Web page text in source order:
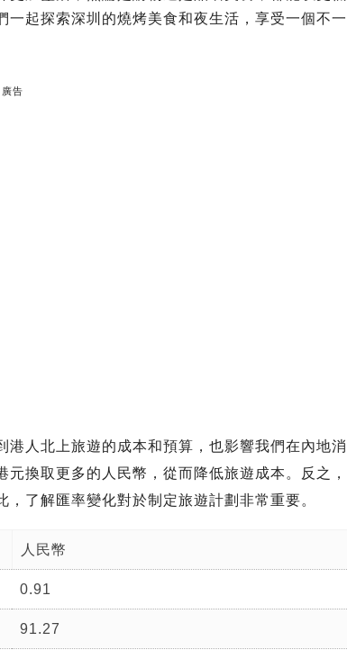
起探索深圳的燒烤美食和夜生活，享受一個不一
廣告
人北上旅遊的成本和預算，也影響我們在內地消
換取更多的人民幣，從而降低旅遊成本。反之，
了解匯率變化對於制定旅遊計劃非常重要。
人民幣
0.91
91.27